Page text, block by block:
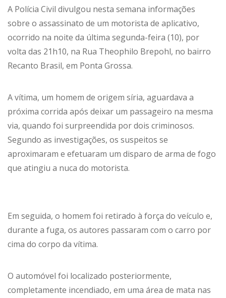
A Polícia Civil divulgou nesta semana informações
sobre o assassinato de um motorista de aplicativo,
ocorrido na noite da última segunda-feira (10), por
volta das 21h10, na Rua Theophilo Brepohl, no bairro
Recanto Brasil, em Ponta Grossa.
A vítima, um homem de origem síria, aguardava a
próxima corrida após deixar um passageiro na mesma
via, quando foi surpreendida por dois criminosos.
Segundo as investigações, os suspeitos se
aproximaram e efetuaram um disparo de arma de fogo
que atingiu a nuca do motorista.
Em seguida, o homem foi retirado à força do veículo e,
durante a fuga, os autores passaram com o carro por
cima do corpo da vítima.
O automóvel foi localizado posteriormente,
completamente incendiado, em uma área de mata nas